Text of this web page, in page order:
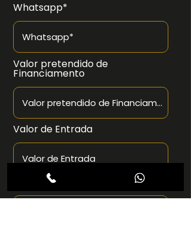
Whatsapp*
Valor pretendido de
Financiamento
Valor de Entrada
Proposta